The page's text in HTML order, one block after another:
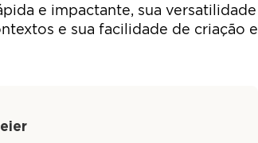
e impactante, sua versatilidade
e sua facilidade de criação e